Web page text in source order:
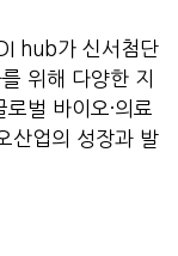
hub가 신서첨단
위해 다양한 지
벌 바이오·의료
산업의 성장과 발